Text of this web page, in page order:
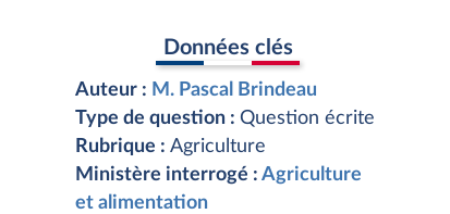
Données clés
Auteur : M. Pascal Brindeau
Type de question : Question écrite
Rubrique : Agriculture
Ministère interrogé : Agriculture
et alimentation